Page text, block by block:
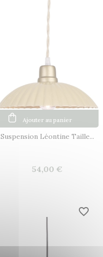
Suspension Léontine Taille...
54,00 €
Ajouter au panier
favorite_border